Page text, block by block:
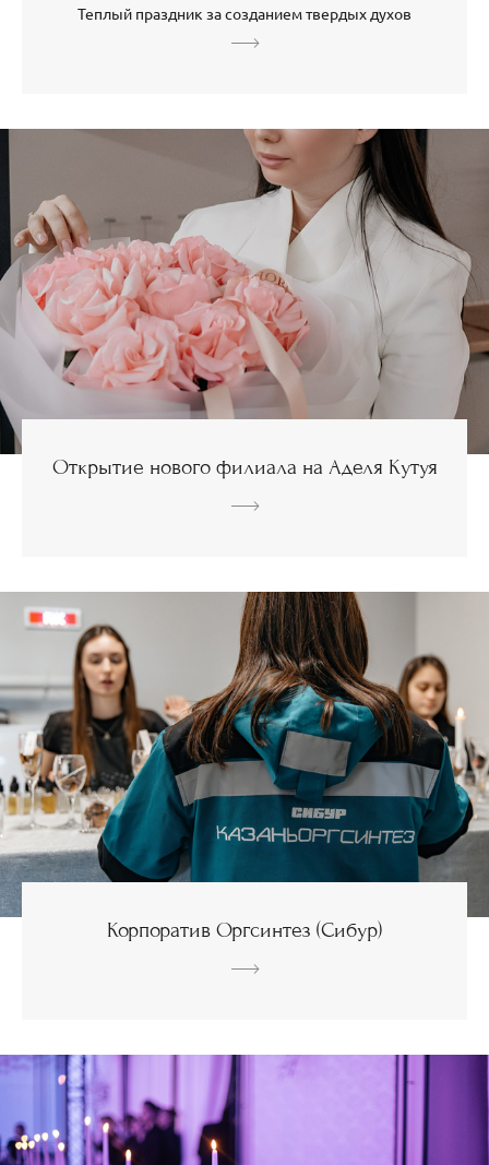
Теплый праздник за созданием твердых духов
Открытие нового филиала на Аделя Кутуя
Корпоратив Оргсинтез (Сибур)